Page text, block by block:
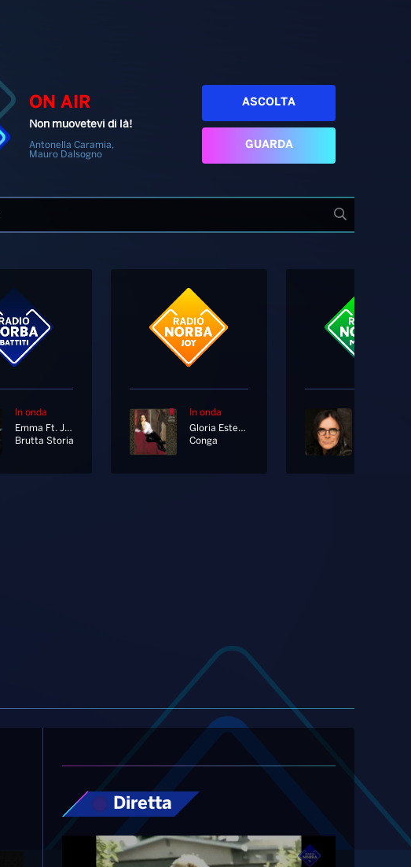
ON AIR
Non muovetevi di là!
Antonella Caramia,
Mauro Dalsogno
ASCOLTA
GUARDA
In onda
Emma Ft. Juli
Brutta Storia
In onda
Gloria Estefan
Conga
Diretta